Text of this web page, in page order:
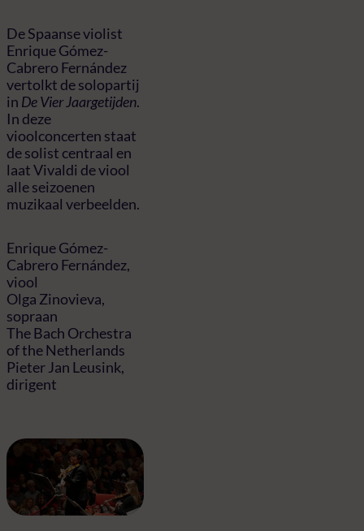
De Spaanse violist
Enrique Gómez-
Cabrero Fernández
vertolkt de solopartij
in De Vier Jaargetijden.
In deze
vioolconcerten staat
de solist centraal en
laat Vivaldi de viool
alle seizoenen
muzikaal verbeelden.
Enrique Gómez-
Cabrero Fernández,
viool
Olga Zinovieva,
sopraan
The Bach Orchestra
of the Netherlands
Pieter Jan Leusink,
dirigent